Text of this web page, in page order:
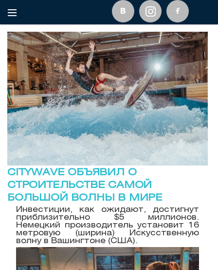
CITYWAVE ОБЪЯВИЛ О
СТРОИТЕЛЬСТВЕ САМОЙ
БОЛЬШОЙ ВОЛНЫ В МИРЕ
Инвестиции, как ожидают, достигнут
приблизительно $5 миллионов.
Немецкий производитель установит 16
метровую (ширина) Искусственную
волну в Вашингтоне (США).